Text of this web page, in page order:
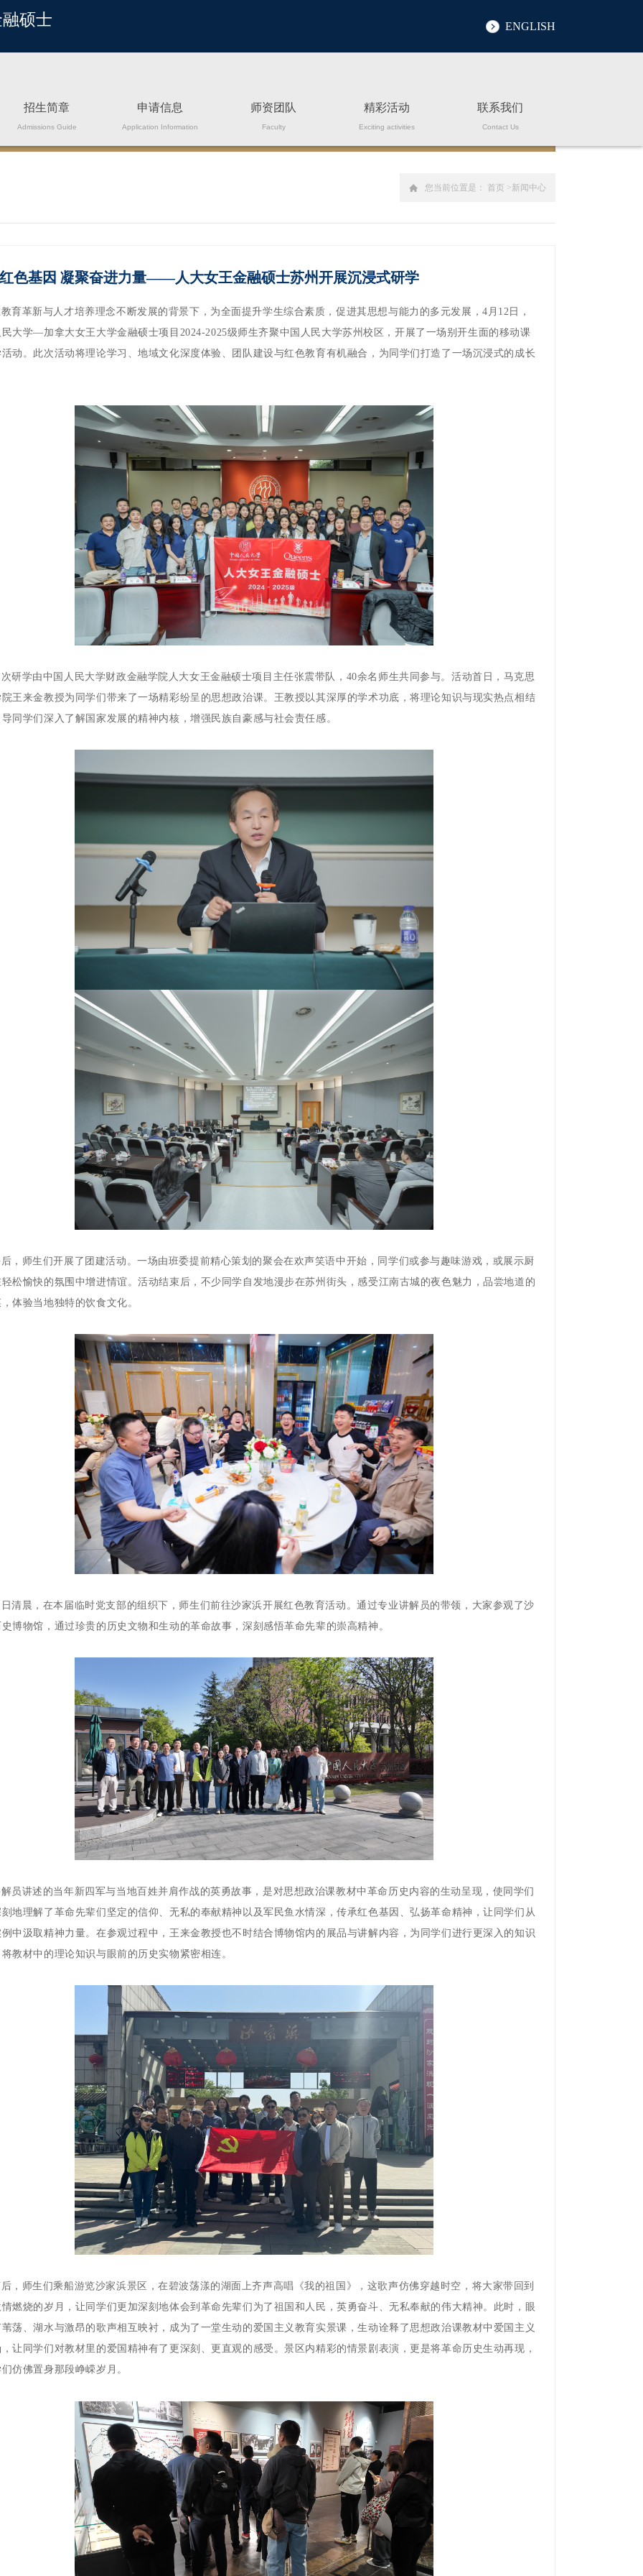
硕士 ENGLISH
招生简章
Admissions Guide
申请信息
Application Information
师资团队
Faculty
精彩活动
Exciting activities
联系我们
Contact Us
您当前位置是： 首页 新闻中心
色基因 凝聚奋进力量——人大女王金融硕士苏州开展沉浸式研学
育革新与人才培养理念不断发展的背景下，为全面提升学生综合素质，促进其思想与能力的多元发展，4月12日，
大学—加拿大女王大学金融硕士项目2024-2025级师生齐聚中国人民大学苏州校区，开展了一场别开生面的移动课
动。此次活动将理论学习、地域文化深度体验、团队建设与红色教育有机融合，为同学们打造了一场沉浸式的成长
研学由中国人民大学财政金融学院人大女王金融硕士项目主任张震带队，40余名师生共同参与。活动首日，马克思
王来金教授为同学们带来了一场精彩纷呈的思想政治课。王教授以其深厚的学术功底，将理论知识与现实热点相结
同学们深入了解国家发展的精神内核，增强民族自豪感与社会责任感。
，师生们开展了团建活动。一场由班委提前精心策划的聚会在欢声笑语中开始，同学们或参与趣味游戏，或展示厨
松愉快的氛围中增进情谊。活动结束后，不少同学自发地漫步在苏州街头，感受江南古城的夜色魅力，品尝地道的
体验当地独特的饮食文化。
清晨，在本届临时党支部的组织下，师生们前往沙家浜开展红色教育活动。通过专业讲解员的带领，大家参观了沙
博物馆，通过珍贵的历史文物和生动的革命故事，深刻感悟革命先辈的崇高精神。
员讲述的当年新四军与当地百姓并肩作战的英勇故事，是对思想政治课教材中革命历史内容的生动呈现，使同学们
地理解了革命先辈们坚定的信仰、无私的奉献精神以及军民鱼水情深，传承红色基因、弘扬革命精神，让同学们从
中汲取精神力量。在参观过程中，王来金教授也不时结合博物馆内的展品与讲解内容，为同学们进行更深入的知识
教材中的理论知识与眼前的历史实物紧密相连。
，师生们乘船游览沙家浜景区，在碧波荡漾的湖面上齐声高唱《我的祖国》，这歌声仿佛穿越时空，将大家带回到
燃烧的岁月，让同学们更加深刻地体会到革命先辈们为了祖国和人民，英勇奋斗、无私奉献的伟大精神。此时，眼
荡、湖水与激昂的歌声相互映衬，成为了一堂生动的爱国主义教育实景课，生动诠释了思想政治课教材中爱国主义
让同学们对教材里的爱国精神有了更深刻、更直观的感受。景区内精彩的情景剧表演，更是将革命历史生动再现，
仿佛置身那段峥嵘岁月。